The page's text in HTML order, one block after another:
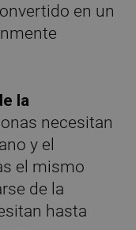
en un
la
necesitan
y el
el mismo
de la
hasta